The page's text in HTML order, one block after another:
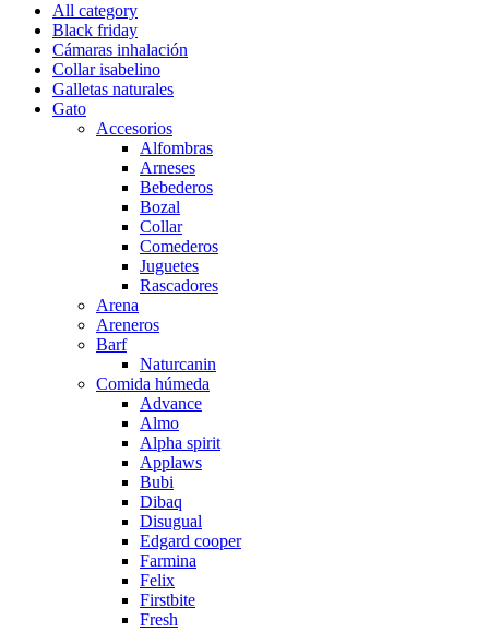
All category
Black friday
Cámaras inhalación
Collar isabelino
Galletas naturales
Gato
Accesorios
Alfombras
Arneses
Bebederos
Bozal
Collar
Comederos
Juguetes
Rascadores
Arena
Areneros
Barf
Naturcanin
Comida húmeda
Advance
Almo
Alpha spirit
Applaws
Bubi
Dibaq
Disugual
Edgard cooper
Farmina
Felix
Firstbite
Fresh